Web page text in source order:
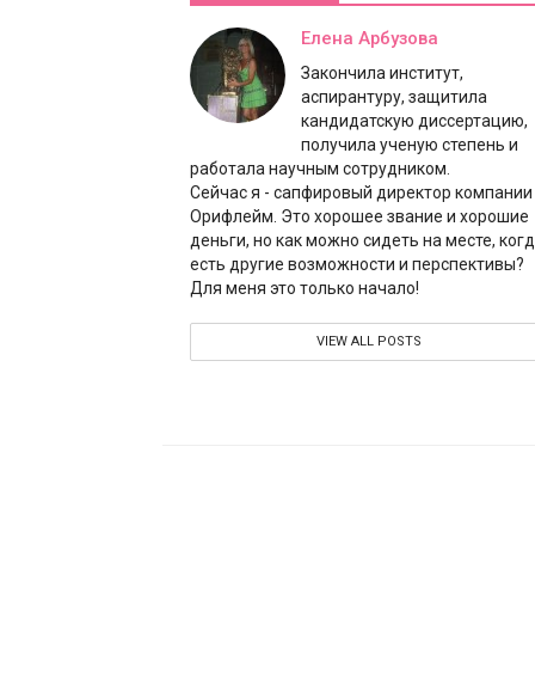
Елена Арбузова
Закончила институт,
аспирантуру, защитила
кандидатскую диссертацию,
получила ученую степень и
работала научным сотрудником.
Сейчас я - сапфировый директор компании
Орифлейм. Это хорошее звание и хорошие
деньги, но как можно сидеть на месте,
есть другие возможности и перспективы?
Для меня это только начало!
VIEW ALL POSTS